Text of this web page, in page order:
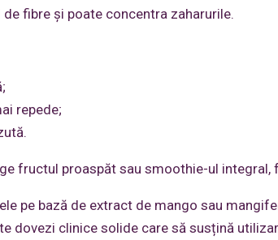
fibre și poate concentra zaharurile.
repede;
fructul proaspăt sau smoothie-ul integral,
pe bază de extract de mango sau
dovezi clinice solide care să susțină